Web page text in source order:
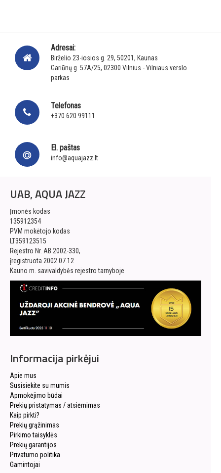
Adresai:
Birželio 23-iosios g. 29, 50201, Kaunas
Gariūnų g. 57A/25, 02300 Vilnius - Vilniaus verslo
parkas
Telefonas
+370 620 99111
El. paštas
info@aquajazz.lt
UAB, AQUA JAZZ
Įmonės kodas
135912354
PVM mokėtojo kodas
LT359123515
Rejestro Nr. AB 2002-330,
įregistruota 2002.07.12
Kauno m. savivaldybės rejestro tarnyboje
Informacija pirkėjui
Apie mus
Susisiekite su mumis
Apmokėjimo būdai
Prekių pristatymas / atsiėmimas
Kaip pirkti?
Prekių grąžinimas
Pirkimo taisyklės
Prekių garantijos
Privatumo politika
Gamintojai